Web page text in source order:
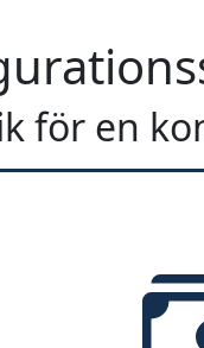
för en